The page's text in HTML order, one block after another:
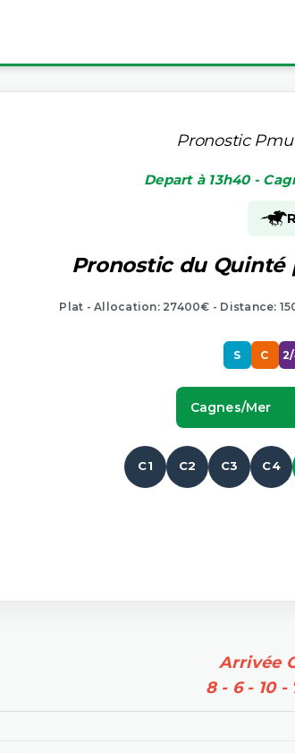
Pronostic
Depart à 13h40 -
Pronostic du
Plat - Allocation: 27400€ - Distance:
S C
Cagnes/mer
C1 C2 C3 C4
Arrivée
8 - 6 - 10 -